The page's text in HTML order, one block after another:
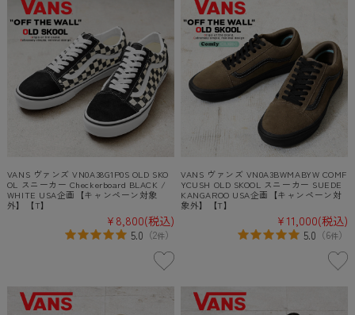
VANS ヴァンズ VN0A38G1P0S OLD SKO
OL スニーカー Checkerboard BLACK /
WHITE USA企画【キャンペーン対象
外】【T】
¥8,800(税込)
5.0 （2件）
VANS ヴァンズ VN0A3BWMABYW COMF
YCUSH OLD SKOOL スニーカー SUEDE
KANGAROO USA企画【キャンペーン対
象外】【T】
¥11,000(税込)
5.0 （6件）